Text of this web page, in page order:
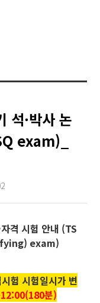
석·박사 논
exam)_
격 시험 안내 (TS
exam)
험 시험일시가 변
분)